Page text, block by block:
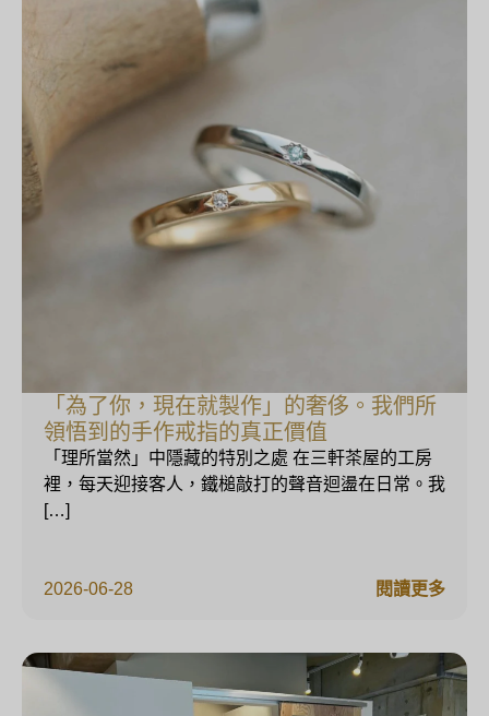
「為了你，現在就製作」的奢侈。我們所
領悟到的手作戒指的真正價值
2026-06-28
「理所當然」中隱藏的特別之處 在三軒茶屋的工房
裡，每天迎接客人，鐵槌敲打的聲音迴盪在日常。我
[…]
閱讀更多